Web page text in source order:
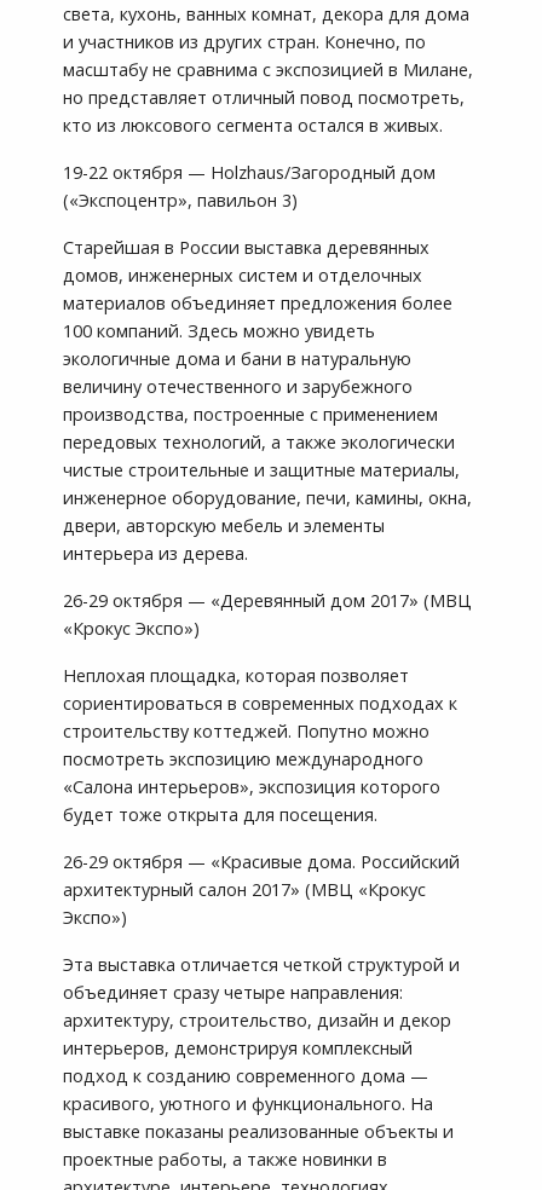
света, кухонь, ванных комнат, декора для дома
и участников из других стран. Конечно, по
масштабу не сравнима с экспозицией в Милане,
но представляет отличный повод посмотреть,
кто из люксового сегмента остался в живых.
19-22 октября — Holzhaus/Загородный дом
(«Экспоцентр», павильон 3)
Старейшая в России выставка деревянных
домов, инженерных систем и отделочных
материалов объединяет предложения более
100 компаний. Здесь можно увидеть
экологичные дома и бани в натуральную
величину отечественного и зарубежного
производства, построенные с применением
передовых технологий, а также экологически
чистые строительные и защитные материалы,
инженерное оборудование, печи, камины, окна,
двери, авторскую мебель и элементы
интерьера из дерева.
26-29 октября — «Деревянный дом 2017» (МВЦ
«Крокус Экспо»)
Неплохая площадка, которая позволяет
сориентироваться в современных подходах к
строительству коттеджей. Попутно можно
посмотреть экспозицию международного
«Салона интерьеров», экспозиция которого
будет тоже открыта для посещения.
26-29 октября — «Красивые дома. Российский
архитектурный салон 2017» (МВЦ «Крокус
Экспо»)
Эта выставка отличается четкой структурой и
объединяет сразу четыре направления:
архитектуру, строительство, дизайн и декор
интерьеров, демонстрируя комплексный
подход к созданию современного дома —
красивого, уютного и функционального. На
выставке показаны реализованные объекты и
проектные работы, а также новинки в